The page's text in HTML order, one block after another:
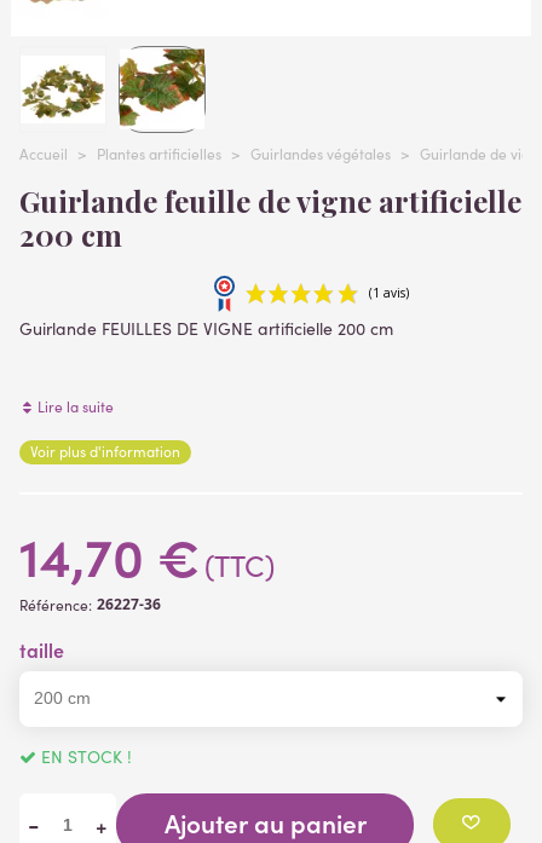
Accueil > Plantes artificielles > Guirlandes végétales > Guirlande de
Guirlande feuille de vigne artificielle
200 cm
Guirlande FEUILLES DE VIGNE artificielle 200 cm
Matière:
donner la forme souhaitée
Lire la suite
Voir plus d'information
14,70 € (TTC)
Référence: 26227-36
taille
EN STOCK !
- + Ajouter au panier